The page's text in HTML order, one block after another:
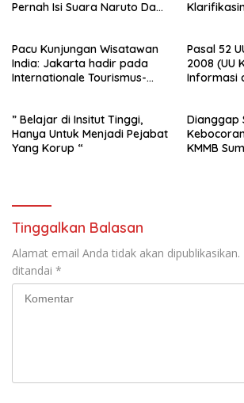
Pernah Isi Suara Naruto Dan
Pacu Kunjungan Wisatawan
India: Jakarta hadir pada
Internationale Tourismus-
Pasal 52
2008 (UU
Informasi
” Belajar di Insitut Tinggi,
Hanya Untuk Menjadi Pejabat
Yang Korup “
Dianggap
KMMB
Tinggalkan Balasan
Alamat email Anda tidak akan dipublikasikan.
ditandai *